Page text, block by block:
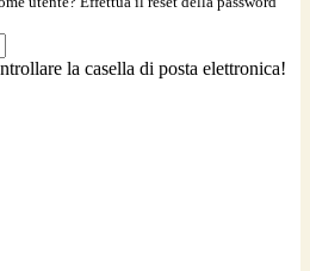
la casella di posta elettronica!